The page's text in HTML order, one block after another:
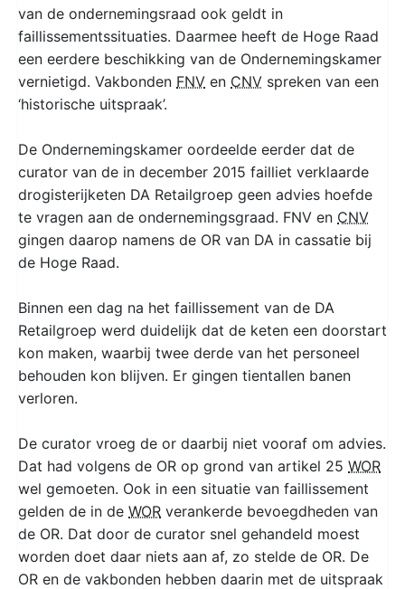
van de ondernemingsraad ook geldt in
faillissementssituaties. Daarmee heeft de Hoge Raad
een eerdere beschikking van de Ondernemingskamer
vernietigd. Vakbonden FNV en CNV spreken van een
‘historische uitspraak’.
De Ondernemingskamer oordeelde eerder dat de
curator van de in december 2015 failliet verklaarde
drogisterijketen DA Retailgroep geen advies hoefde
te vragen aan de ondernemingsgraad. FNV en CNV
gingen daarop namens de OR van DA in cassatie bij
de Hoge Raad.
Binnen een dag na het faillissement van de DA
Retailgroep werd duidelijk dat de keten een doorstart
kon maken, waarbij twee derde van het personeel
behouden kon blijven. Er gingen tientallen banen
verloren.
De curator vroeg de or daarbij niet vooraf om advies.
Dat had volgens de OR op grond van artikel 25 WOR
wel gemoeten. Ook in een situatie van faillissement
gelden de in de WOR verankerde bevoegdheden van
de OR. Dat door de curator snel gehandeld moest
worden doet daar niets aan af, zo stelde de OR. De
OR en de vakbonden hebben daarin met de uitspraak